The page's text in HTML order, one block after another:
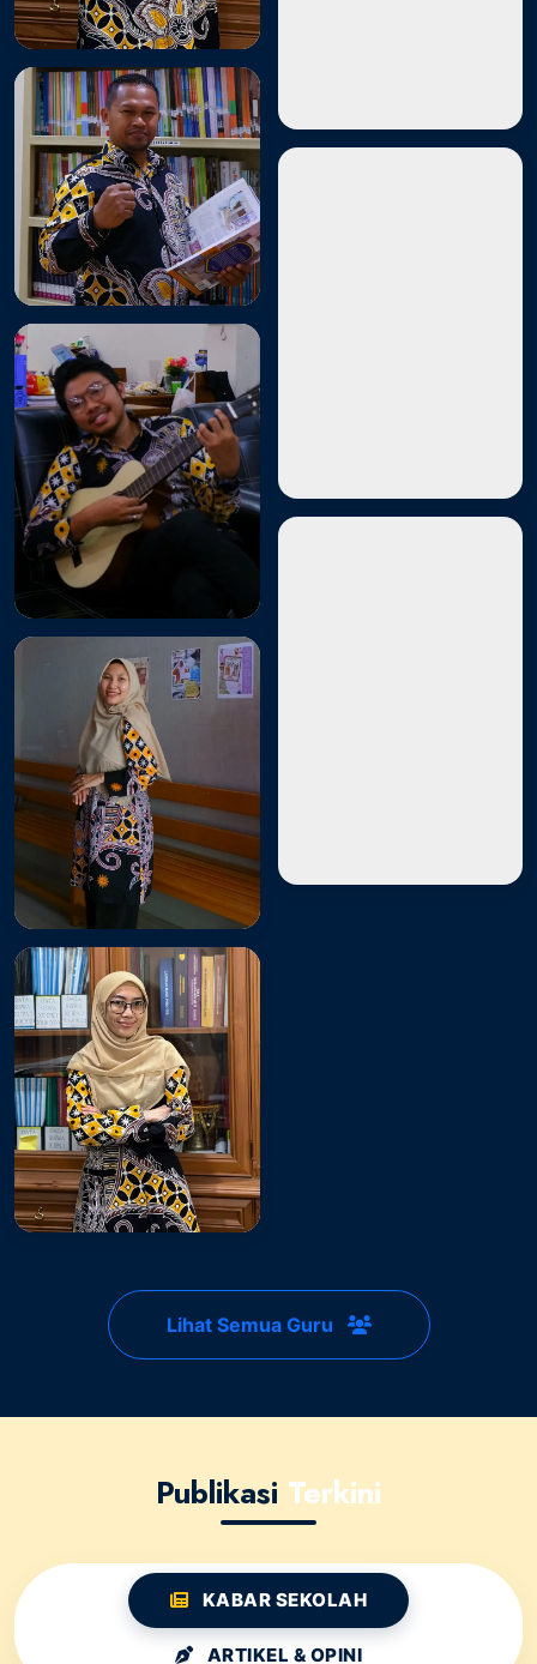
Lihat Semua Guru
Publikasi Terkini
KABAR SEKOLAH
ARTIKEL & OPINI